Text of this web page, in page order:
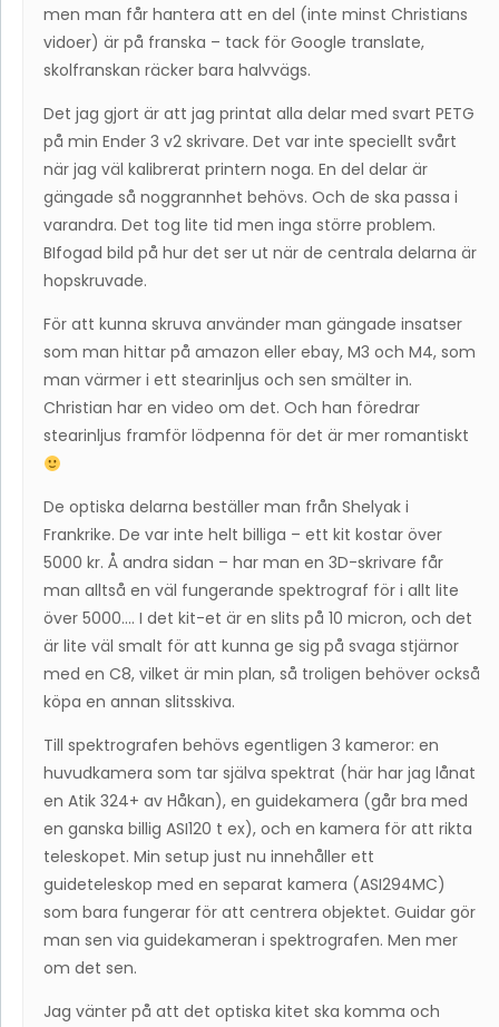
men man får hantera att en del (inte minst Christians
vidoer) är på franska – tack för Google translate,
skolfranskan räcker bara halvvägs.
Det jag gjort är att jag printat alla delar med svart PETG
på min Ender 3 v2 skrivare. Det var inte speciellt svårt
när jag väl kalibrerat printern noga. En del delar är
gängade så noggrannhet behövs. Och de ska passa i
varandra. Det tog lite tid men inga större problem.
BIfogad bild på hur det ser ut när de centrala delarna är
hopskruvade.
För att kunna skruva använder man gängade insatser
som man hittar på amazon eller ebay, M3 och M4, som
man värmer i ett stearinljus och sen smälter in.
Christian har en video om det. Och han föredrar
stearinljus framför lödpenna för det är mer romantiskt
De optiska delarna beställer man från Shelyak i
Frankrike. De var inte helt billiga – ett kit kostar över
5000 kr. Å andra sidan – har man en 3D-skrivare får
man alltså en väl fungerande spektrograf för i allt lite
över 5000…. I det kit-et är en slits på 10 micron, och det
är lite väl smalt för att kunna ge sig på svaga stjärnor
med en C8, vilket är min plan, så troligen behöver också
köpa en annan slitsskiva.
Till spektrografen behövs egentligen 3 kameror: en
huvudkamera som tar själva spektrat (här har jag lånat
en Atik 324+ av Håkan), en guidekamera (går bra med
en ganska billig ASI120 t ex), och en kamera för att rikta
teleskopet. Min setup just nu innehåller ett
guideteleskop med en separat kamera (ASI294MC)
som bara fungerar för att centrera objektet. Guidar gör
man sen via guidekameran i spektrografen. Men mer
om det sen.
Jag vänter på att det optiska kitet ska komma och